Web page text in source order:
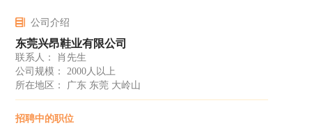
公司介绍
东莞兴昂鞋业有限公司
联系人： 肖先生
公司规模： 2000人以上
所在地区： 广东 东莞 大岭山
招聘中的职位